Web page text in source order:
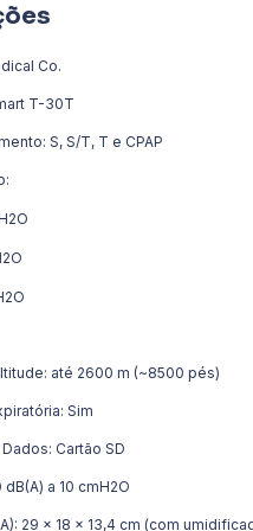
Co.
T-30T
S, S/T, T e CPAP
até 2600 m (~8500 pés)
Sim
Cartão SD
a 10 cmH2O
29 × 18 × 13,4 cm (com